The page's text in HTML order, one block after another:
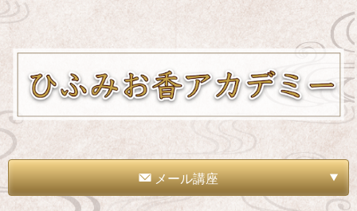
メール講座